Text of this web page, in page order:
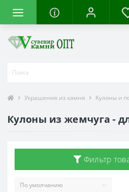
Украшения из камня Кулоны и
Кулоны из жемчуга -
Фильтр